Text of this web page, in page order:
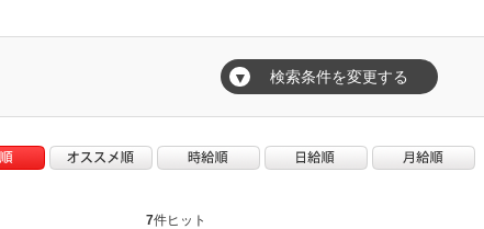
▼ 検索条件を変更する
7件ヒット